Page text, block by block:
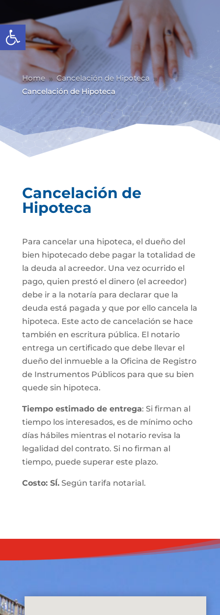
Abrir barra de herramientas
Home 9 Cancelación de Hipoteca 9
Cancelación de Hipoteca
Cancelación de
Hipoteca
Para cancelar una hipoteca, el dueño del
bien hipotecado debe pagar la totalidad de
la deuda al acreedor. Una vez ocurrido el
pago, quien prestó el dinero (el acreedor)
debe ir a la notaría para declarar que la
deuda está pagada y que por ello cancela la
hipoteca. Este acto de cancelación se hace
también en escritura pública. El notario
entrega un certificado que debe llevar el
dueño del inmueble a la Oficina de Registro
de Instrumentos Públicos para que su bien
quede sin hipoteca.
Tiempo estimado de entrega: Si firman al
tiempo los interesados, es de mínimo ocho
días hábiles mientras el notario revisa la
legalidad del contrato. Si no firman al
tiempo, puede superar este plazo.
Costo: SÍ.Según tarifa notarial.